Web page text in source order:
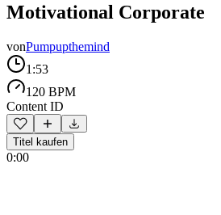
Motivational Corporate
vonPumpupthemind
1:53
120 BPM
Content ID
Titel kaufen
0:00